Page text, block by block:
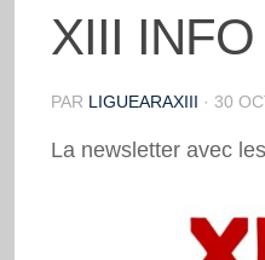
XIII INFO
PAR LIGUEARAXIII · 30
La newsletter avec